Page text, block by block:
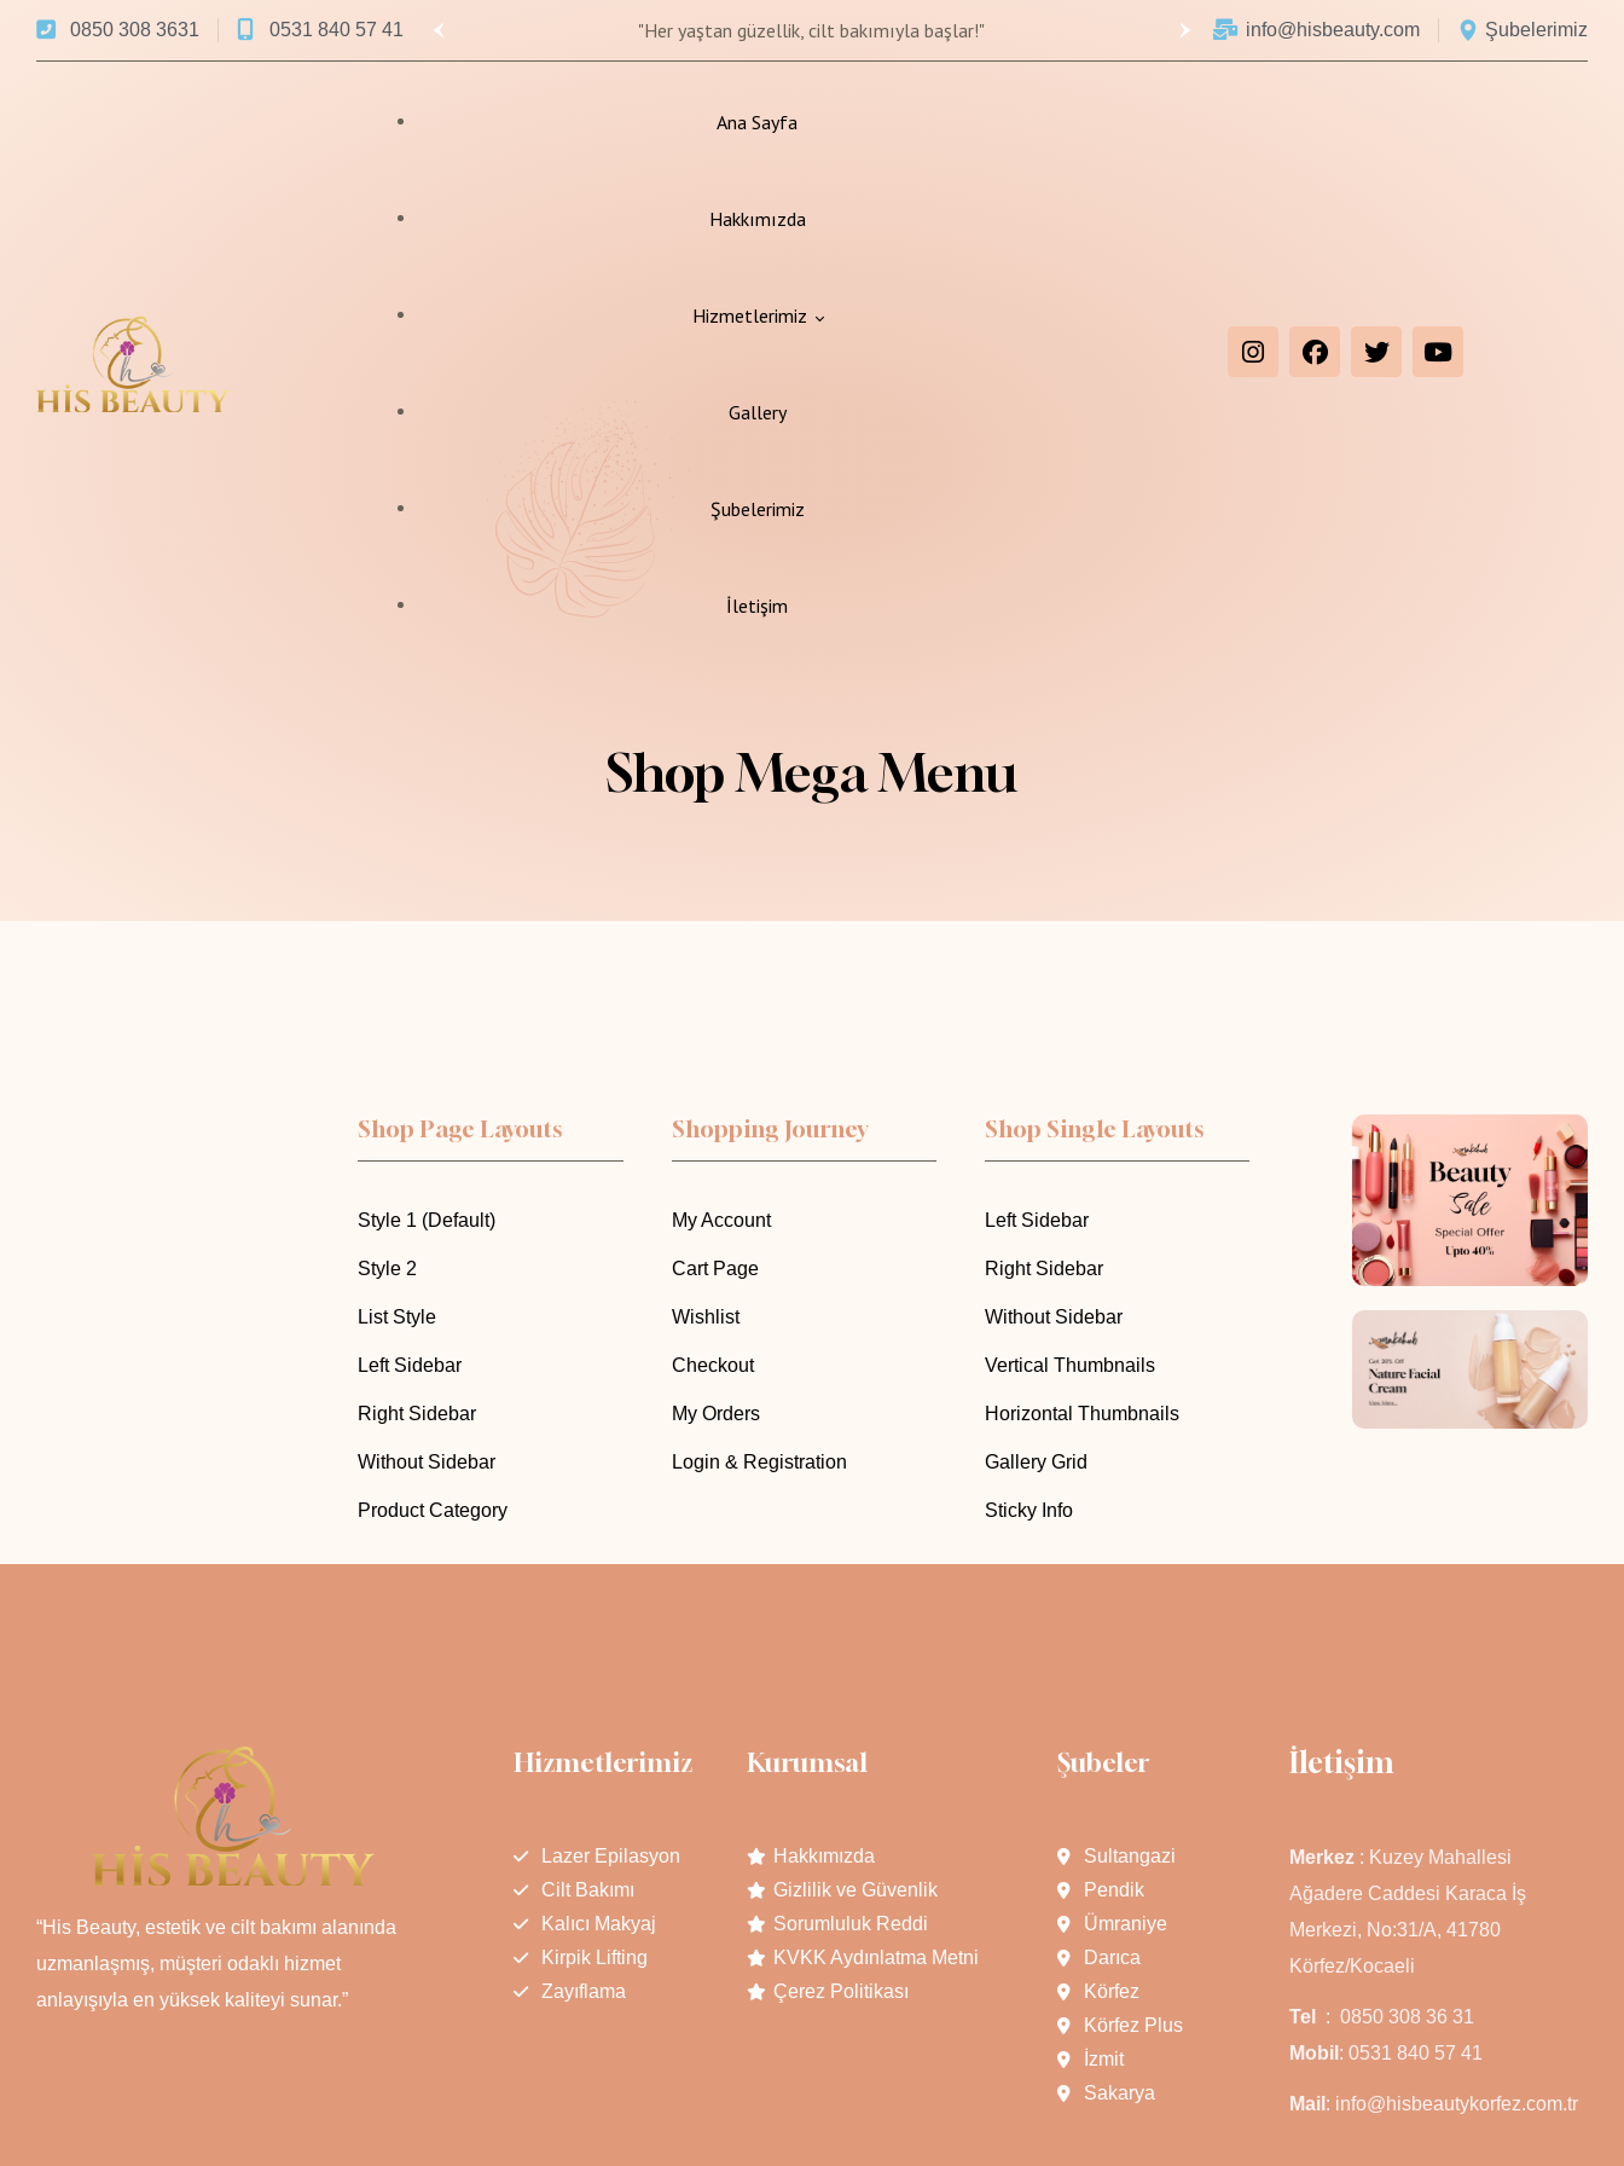
0850 308 3631 0531 840 57 41 Bu Ay'a Özel Kampanyalı Fiyatlar
"Güvenle pürüzsüz bir cilt İçin, şimdi epilasyon zamanı!"
"Her yaştan güzellik, cilt bakımıyla başlar!"
"Değişim başlasın, sağlıklı yaşam yolculuğunuz burada!" info@hisbeauty.com Şubelerimiz
Ana Sayfa
Hakkımızda
Hizmetlerimiz
Gallery
Şubelerimiz
İletişim
Shop Mega Menu
Shop Page Layouts
Style 1 (Default)
Style 2
List Style
Left Sidebar
Right Sidebar
Without Sidebar
Product Category
Shopping Journey
My Account
Cart Page
Wishlist
Checkout
My Orders
Login & Registration
Shop Single Layouts
Left Sidebar
Right Sidebar
Without Sidebar
Vertical Thumbnails
Horizontal Thumbnails
Gallery Grid
Sticky Info
“His Beauty, estetik ve cilt bakımı alanında
uzmanlaşmış, müşteri odaklı hizmet
anlayışıyla en yüksek kaliteyi sunar.”
Hizmetlerimiz
Lazer Epilasyon
Cilt Bakımı
Kalıcı Makyaj
Kirpik Lifting
Zayıflama
Kurumsal
Hakkımızda
Gizlilik ve Güvenlik
Sorumluluk Reddi
KVKK Aydınlatma Metni
Çerez Politikası
Şubeler
Sultangazi
Pendik
Ümraniye
Darıca
Körfez
Körfez Plus
İzmit
Sakarya
İletişim
Merkez : Kuzey Mahallesi
Ağadere Caddesi Karaca İş
Merkezi, No:31/A, 41780
Körfez/Kocaeli
Tel : 0850 308 36 31
Mobil : 0531 840 57 41
Mail : info@hisbeautykorfez.com.tr